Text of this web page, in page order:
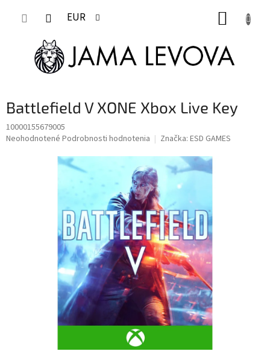
EUR
Battlefield V XONE Xbox Live Key
10000155679005
Priemerné
Neohodnotené Podrobnosti hodnotenia Značka: ESD GAMES